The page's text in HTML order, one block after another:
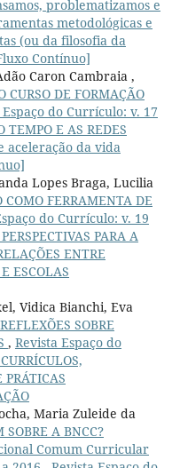
problematizamos e
metodológicas e
(ou da filosofia da
Contínuo]
Caron Cambraia ,
CURSO DE FORMAÇÃO
Espaço do Currículo: v. 17
TEMPO E AS REDES
aceleração da vida
Lopes Braga, Lucilia
COMO FERRAMENTA DE
do Currículo: v. 19
PARA A
ENTRE
ESCOLAS
Vidica Bianchi, Eva
REFLEXÕES SOBRE
, Revista Espaço do
Maria Zuleide da
SOBRE A BNCC?
Comum Curricular